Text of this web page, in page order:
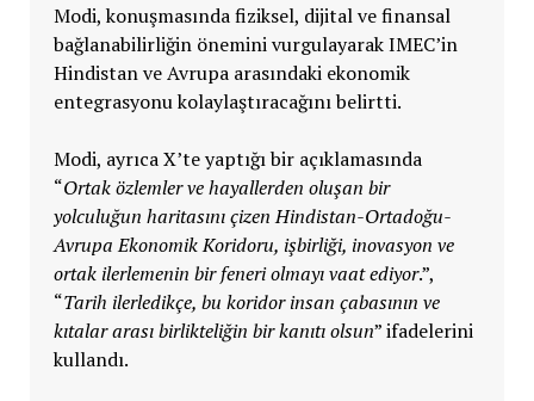
Modi, konuşmasında fiziksel, dijital ve finansal
bağlanabilirliğin önemini vurgulayarak IMEC’in
Hindistan ve Avrupa arasındaki ekonomik
entegrasyonu kolaylaştıracağını belirtti.
Modi, ayrıca X’te yaptığı bir açıklamasında
“Ortak özlemler ve hayallerden oluşan bir
yolculuğun haritasını çizen Hindistan-Ortadoğu-
Avrupa Ekonomik Koridoru, işbirliği, inovasyon ve
ortak ilerlemenin bir feneri olmayı vaat ediyor.”,
“Tarih ilerledikçe, bu koridor insan çabasının ve
kıtalar arası birlikteliğin bir kanıtı olsun” ifadelerini
kullandı.